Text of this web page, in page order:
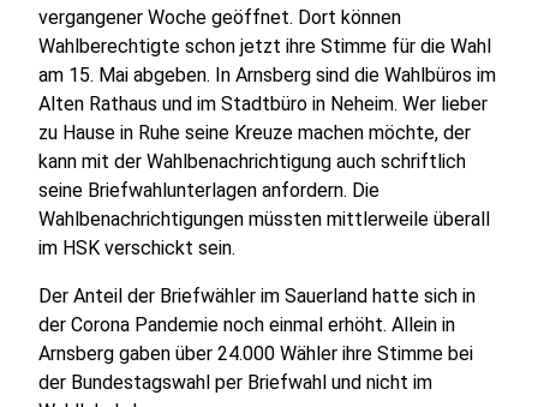
vergangener Woche geöffnet. Dort können
Wahlberechtigte schon jetzt ihre Stimme für die Wahl
am 15. Mai abgeben. In Arnsberg sind die Wahlbüros im
Alten Rathaus und im Stadtbüro in Neheim. Wer lieber
zu Hause in Ruhe seine Kreuze machen möchte, der
kann mit der Wahlbenachrichtigung auch schriftlich
seine Briefwahlunterlagen anfordern. Die
Wahlbenachrichtigungen müssten mittlerweile überall
im HSK verschickt sein.
Der Anteil der Briefwähler im Sauerland hatte sich in
der Corona Pandemie noch einmal erhöht. Allein in
Arnsberg gaben über 24.000 Wähler ihre Stimme bei
der Bundestagswahl per Briefwahl und nicht im